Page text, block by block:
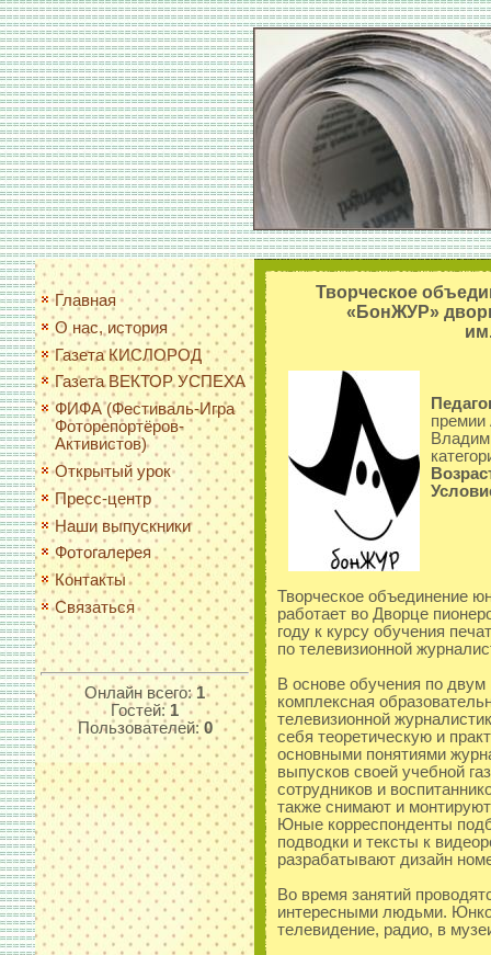
Главная
О нас, история
Газета КИСЛОРОД
Газета ВЕКТОР УСПЕХА
ФИФА (Фестиваль-Игра
Фоторепортёров-
Активистов)
Открытый урок
Пресс-центр
Наши выпускники
Фотогалерея
Контакты
Связаться
Онлайн всего: 1
Гостей: 1
Пользователей:0
Творческое
«БонЖУР»
премии
Творческое объединение
работает во Дворце
году к курсу обучения
по телевизионной
В основе обучения по
комплексная
телевизионной
себя теоретическую и
основными понятиями
выпусков своей учебной
сотрудников и
также снимают и
Юные корреспонденты
подводки и тексты к
разрабатывают дизайн
Во время занятий
интересными людьми.
телевидение, радио, в